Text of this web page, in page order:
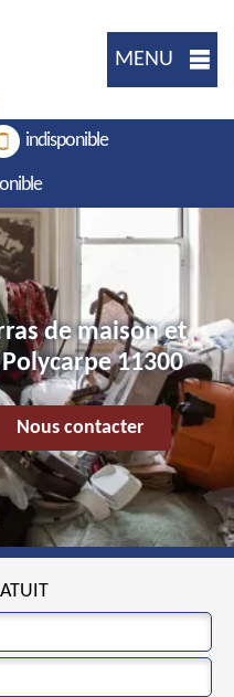
MENU
indisponible
de maison et
11300
Nous contacter